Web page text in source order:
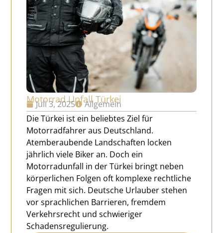
Motorrad Unfall Türkei
Juli 3, 2025
Allgemein
Die Türkei ist ein beliebtes Ziel für
Motorradfahrer aus Deutschland.
Atemberaubende Landschaften locken
jährlich viele Biker an. Doch ein
Motorradunfall in der Türkei bringt neben
körperlichen Folgen oft komplexe rechtliche
Fragen mit sich. Deutsche Urlauber stehen
vor sprachlichen Barrieren, fremdem
Verkehrsrecht und schwieriger
Schadensregulierung.